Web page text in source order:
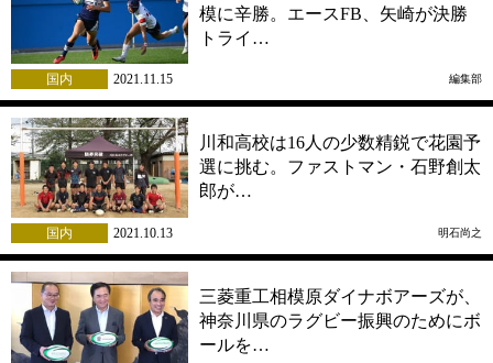
模に辛勝。エースFB、矢崎が決勝
トライ…
国内 2021.11.15 編集部
川和高校は16人の少数精鋭で花園予
選に挑む。ファストマン・石野創太
郎が…
国内 2021.10.13 明石尚之
三菱重工相模原ダイナボアーズが、
神奈川県のラグビー振興のためにボ
ールを…